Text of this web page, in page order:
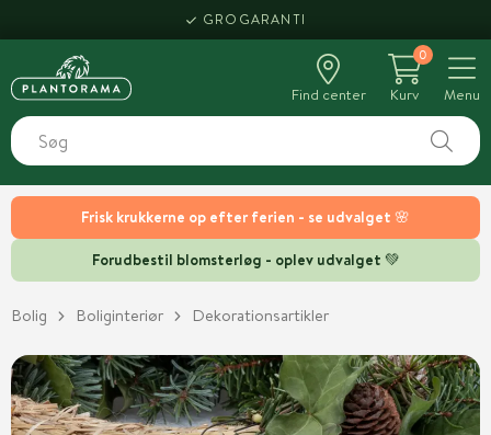
Frisk krukkerne op efter ferien - se udvalget 🌸
Forudbestil blomsterløg - oplev udvalget 💚
HENT SAMME DAG
Find center
0
Kurv
Menu
Bolig Boliginteriør Dekorationsartikler